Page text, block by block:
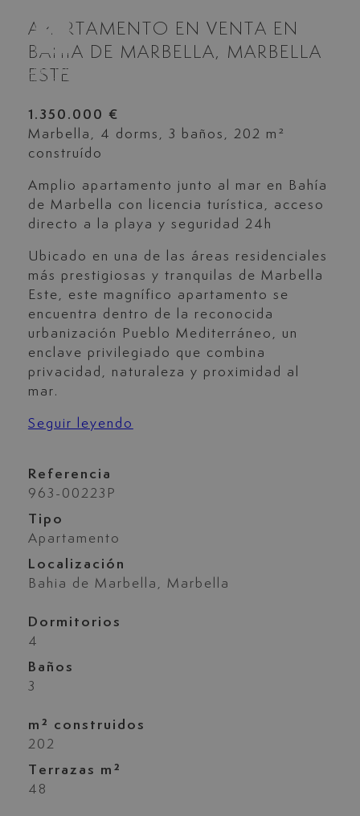
APARTAMENTO EN VENTA EN
BAHIA DE MARBELLA, MARBELLA
ESTE
1.350.000 €
Marbella, 4 dorms, 3 baños, 202 m²
construído
Amplio apartamento junto al mar en Bahía
de Marbella con licencia turística, acceso
directo a la playa y seguridad 24h
Ubicado en una de las áreas residenciales
más prestigiosas y tranquilas de Marbella
Este, este magnífico apartamento se
encuentra dentro de la reconocida
urbanización Pueblo Mediterráneo, un
enclave privilegiado que combina
privacidad, naturaleza y proximidad al
mar.
Seguir leyendo
Referencia
963-00223P
Tipo
Apartamento
Localización
Bahia de Marbella, Marbella
Dormitorios
4
Baños
3
m² construidos
202
Terrazas m²
48